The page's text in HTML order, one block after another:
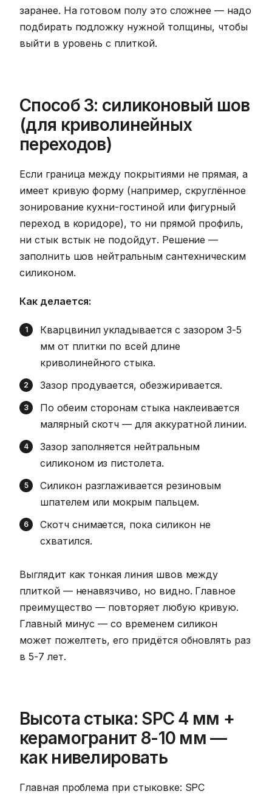
заранее. На готовом полу это сложнее — надо
подбирать подложку нужной толщины, чтобы
выйти в уровень с плиткой.
Способ 3: силиконовый шов
(для криволинейных
переходов)
Если граница между покрытиями не прямая, а
имеет кривую форму (например, скруглённое
зонирование кухни-гостиной или фигурный
переход в коридоре), то ни прямой профиль,
ни стык встык не подойдут. Решение —
заполнить шов нейтральным сантехническим
силиконом.
Как делается:
Кварцвинил укладывается с зазором 3-5
мм от плитки по всей длине
криволинейного стыка.
Зазор продувается, обезжиривается.
По обеим сторонам стыка наклеивается
малярный скотч — для аккуратной линии.
Зазор заполняется нейтральным
силиконом из пистолета.
Силикон разглаживается резиновым
шпателем или мокрым пальцем.
Скотч снимается, пока силикон не
схватился.
Выглядит как тонкая линия швов между
плиткой — ненавязчиво, но видно. Главное
преимущество — повторяет любую кривую.
Главный минус — со временем силикон
может пожелтеть, его придётся обновлять раз
в 5-7 лет.
Высота стыка: SPC 4 мм +
керамогранит 8-10 мм —
как нивелировать
Главная проблема при стыковке: SPC